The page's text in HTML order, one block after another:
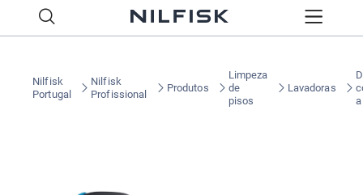
Nilfisk
Portugal
Nilfisk
Profissional
Produtos
Limpeza
de
pisos
Lavadoras